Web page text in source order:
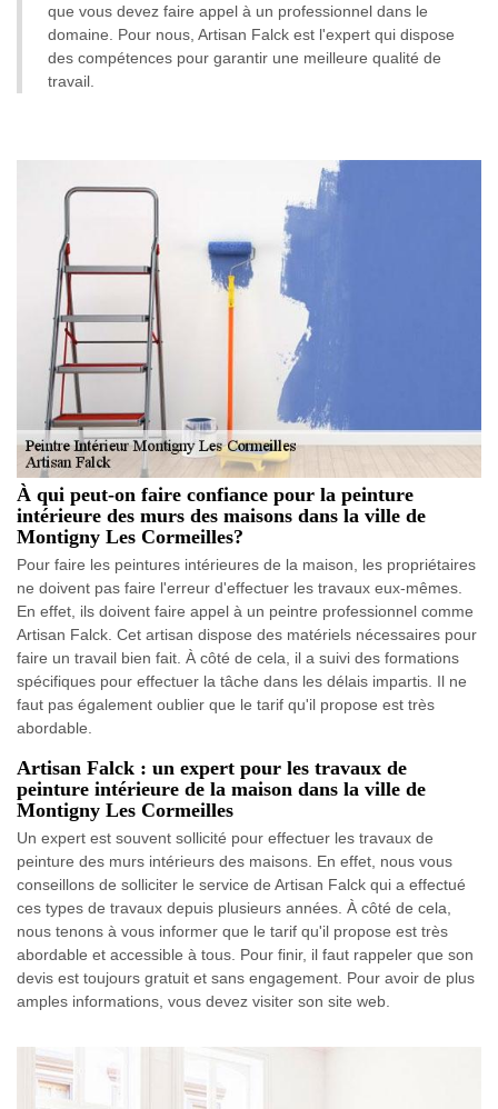
que vous devez faire appel à un professionnel dans le
domaine. Pour nous, Artisan Falck est l'expert qui dispose
des compétences pour garantir une meilleure qualité de
travail.
À qui peut-on faire confiance pour la peinture
intérieure des murs des maisons dans la ville de
Montigny Les Cormeilles?
Pour faire les peintures intérieures de la maison, les propriétaires
ne doivent pas faire l'erreur d'effectuer les travaux eux-mêmes.
En effet, ils doivent faire appel à un peintre professionnel comme
Artisan Falck. Cet artisan dispose des matériels nécessaires pour
faire un travail bien fait. À côté de cela, il a suivi des formations
spécifiques pour effectuer la tâche dans les délais impartis. Il ne
faut pas également oublier que le tarif qu'il propose est très
abordable.
Artisan Falck : un expert pour les travaux de
peinture intérieure de la maison dans la ville de
Montigny Les Cormeilles
Un expert est souvent sollicité pour effectuer les travaux de
peinture des murs intérieurs des maisons. En effet, nous vous
conseillons de solliciter le service de Artisan Falck qui a effectué
ces types de travaux depuis plusieurs années. À côté de cela,
nous tenons à vous informer que le tarif qu'il propose est très
abordable et accessible à tous. Pour finir, il faut rappeler que son
devis est toujours gratuit et sans engagement. Pour avoir de plus
amples informations, vous devez visiter son site web.